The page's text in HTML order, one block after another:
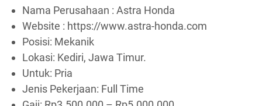
Nama Perusahaan : Astra Honda
Website : https://www.astra-honda.com
Posisi: Mekanik
Lokasi: Kediri, Jawa Timur.
Untuk: Pria
Jenis Pekerjaan: Full Time